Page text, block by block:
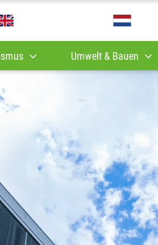
Umwelt & Bauen